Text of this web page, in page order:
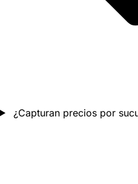
¿Capturan precios por